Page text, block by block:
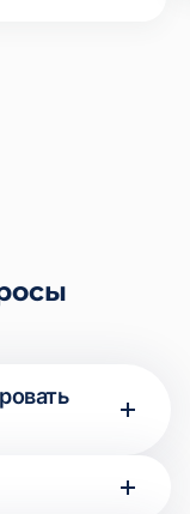
в выходные и